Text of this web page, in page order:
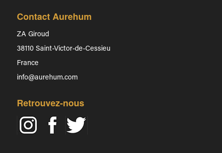
Contact Aurehum
ZA Giroud
38110 Saint-Victor-de-Cessieu
France
info@aurehum.com
Retrouvez-nous